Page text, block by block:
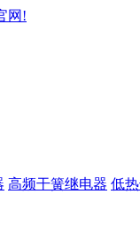
网!
高频干簧继电器 低